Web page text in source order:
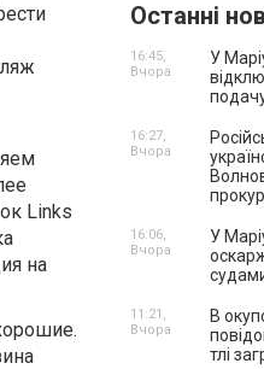
Links
на
Останні
У
16:45,
Вчора
16:27,
Вчора
У
16:06,
Вчора
В
тлі
11:21,
Вчора